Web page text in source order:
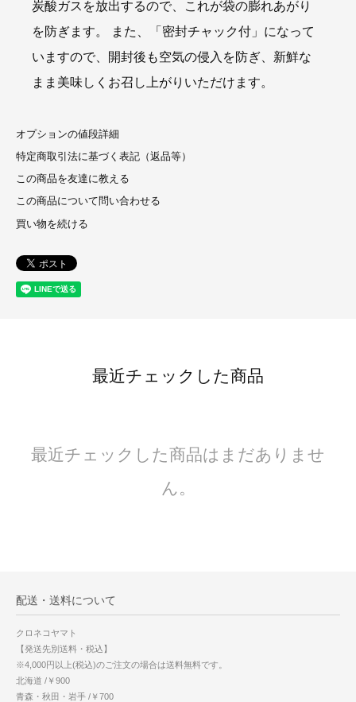
炭酸ガスを放出するので、これが袋の膨れあがり
を防ぎます。 また、「密封チャック付」になって
いますので、開封後も空気の侵入を防ぎ、新鮮な
まま美味しくお召し上がりいただけます。
オプションの値段詳細
特定商取引法に基づく表記（返品等）
この商品を友達に教える
この商品について問い合わせる
買い物を続ける
最近チェックした商品
最近チェックした商品はまだありませ
ん。
配送・送料について
クロネコヤマト
【発送先別送料・税込】
※4,000円以上(税込)のご注文の場合は送料無料です。
北海道 /￥900
青森・秋田・岩手 /￥700